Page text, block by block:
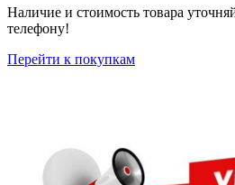
Наличие и стоимость товара
телефону!
Перейти к покупкам